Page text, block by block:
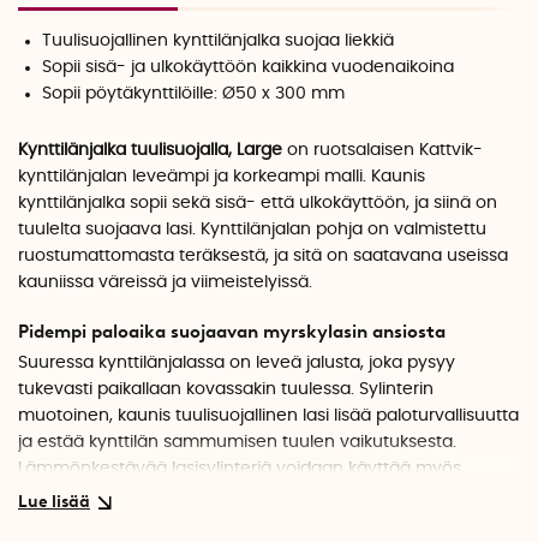
Tuulisuojallinen kynttilänjalka suojaa liekkiä
Sopii sisä- ja ulkokäyttöön kaikkina vuodenaikoina
Sopii pöytäkynttilöille: Ø50 x 300 mm
Kynttilänjalka tuulisuojalla, Large on ruotsalaisen Kattvik-
kynttilänjalan leveämpi ja korkeampi malli. Kaunis
kynttilänjalka sopii sekä sisä- että ulkokäyttöön, ja siinä on
tuulelta suojaava lasi. Kynttilänjalan pohja on valmistettu
ruostumattomasta teräksestä, ja sitä on saatavana useissa
kauniissa väreissä ja viimeistelyissä.
Pidempi paloaika suojaavan myrskylasin ansiosta
Suuressa kynttilänjalassa on leveä jalusta, joka pysyy
tukevasti paikallaan kovassakin tuulessa. Sylinterin
muotoinen, kaunis tuulisuojallinen lasi lisää paloturvallisuutta
ja estää kynttilän sammumisen tuulen vaikutuksesta.
Lämmönkestävää lasisylinteriä voidaan käyttää myös
sisätiloissa suojaamaan liekkiä vedolta, mikä pidentää